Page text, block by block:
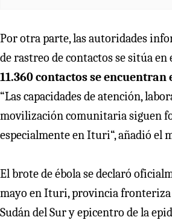
Por otra parte, las autoridades
de rastreo de contactos se sitúa en
11.360 contactos se
“Las capacidades de atención,
movilización comunitaria siguen
especialmente en Ituri“, añadió el
El brote de ébola se declaró
mayo en Ituri, provincia fronteriza
Sudán del Sur y epicentro de la